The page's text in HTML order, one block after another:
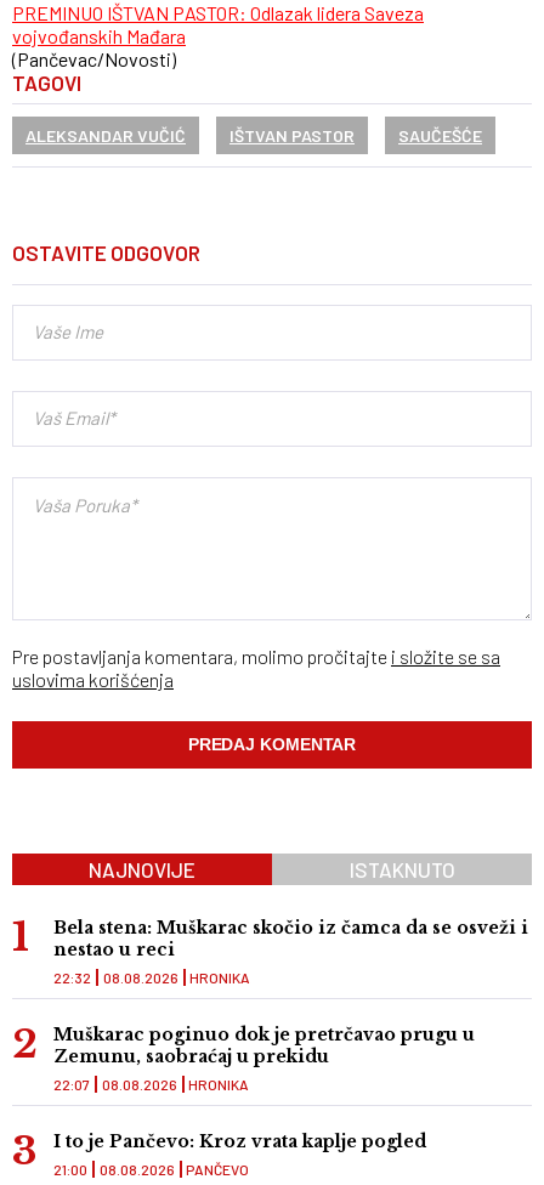
PREMINUO IŠTVAN PASTOR: Odlazak lidera Saveza
vojvođanskih Mađara
(Pančevac/Novosti)
TAGOVI
ALEKSANDAR VUČIĆ IŠTVAN PASTOR SAUČEŠĆE
OSTAVITE ODGOVOR
Pre postavljanja komentara, molimo pročitajte i složite se sa
uslovima korišćenja
NAJNOVIJE ISTAKNUTO
Bela stena: Muškarac skočio iz čamca da se osveži i
nestao u reci
HRONIKA
22:32 08.08.2026
Muškarac poginuo dok je pretrčavao prugu u
Zemunu, saobraćaj u prekidu
HRONIKA
22:07 08.08.2026
I to je Pančevo: Kroz vrata kaplje pogled
PANČEVO
21:00 08.08.2026